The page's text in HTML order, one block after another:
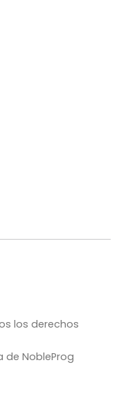
los derechos
de NobleProg